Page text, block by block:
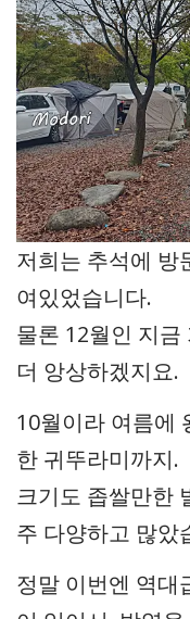
저희는 추석에 방
여있었습니다.
물론 12월인 지
더 앙상하겠지요.
10월이라 여름에
한 귀뚜라미까지.
크기도 좁쌀만한
주 다양하고 많았
정말 이번엔 역대